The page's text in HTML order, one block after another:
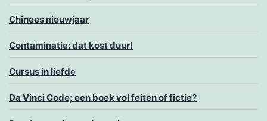
Chinees nieuwjaar
Contaminatie: dat kost duur!
Cursus in liefde
Da Vinci Code; een boek vol feiten of fictie?